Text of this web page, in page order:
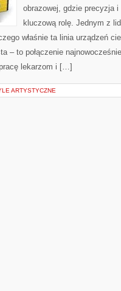
obrazowej, gdzie precyzja
kluczową rolę. Jednym z
właśnie ta linia urządzeń
– to połączenie
lekarzom i […]
ARTYSTYCZNE